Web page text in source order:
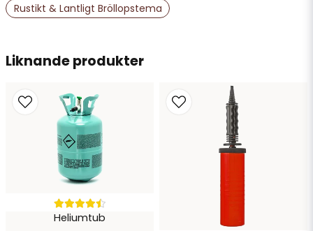
email
Mejladress
Liknande produkter
Heliumtub
Rustikt & Lantligt Bröllopstema